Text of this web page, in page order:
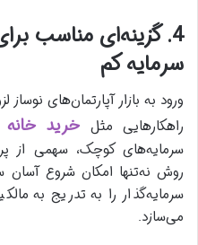
4. گزینه‌ای مناسب
سرمایه کم
ورود به بازار آپارتمان‌های نوساز
راهکارهایی مثل خرید
سرمایه‌های کوچک، سهمی از
روش نه‌تنها امکان شروع آسان
سرمایه‌گذار را به تدریج به
می‌سازد.